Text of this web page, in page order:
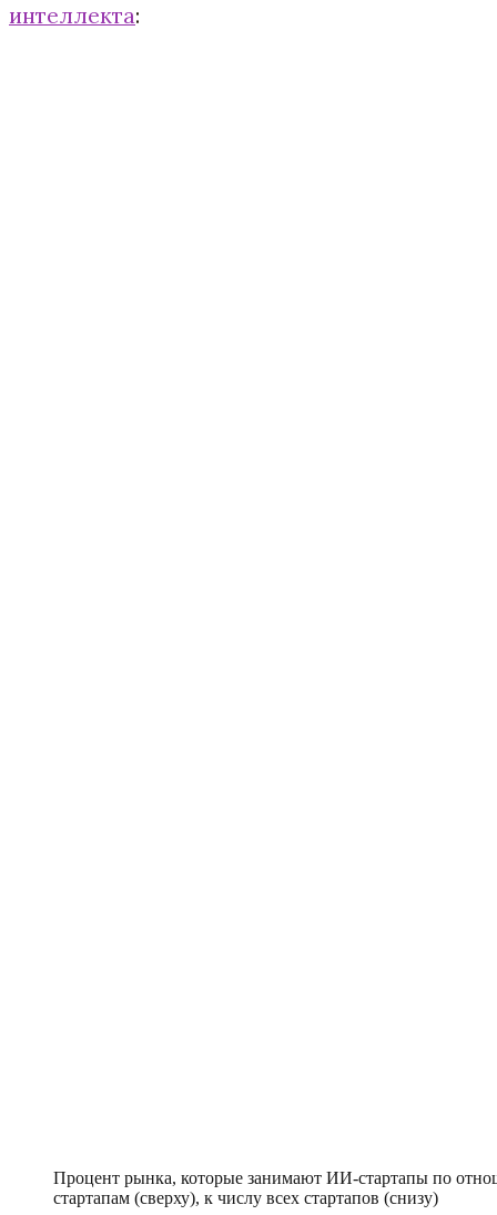
интеллекта:
Процент рынка, которые занимают ИИ-стартапы по
стартапам (сверху), к числу всех стартапов (снизу)